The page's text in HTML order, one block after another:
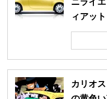
ィアッ
カリオ